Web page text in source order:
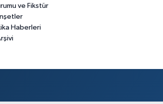
ve Fikstür
Haberleri